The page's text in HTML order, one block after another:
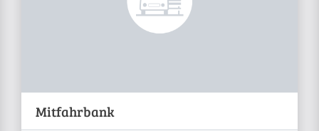
Mitfahrbank